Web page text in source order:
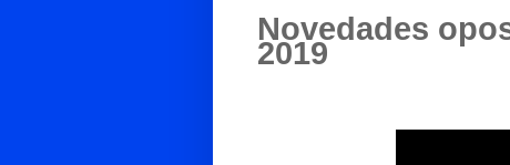
Novedades
2019